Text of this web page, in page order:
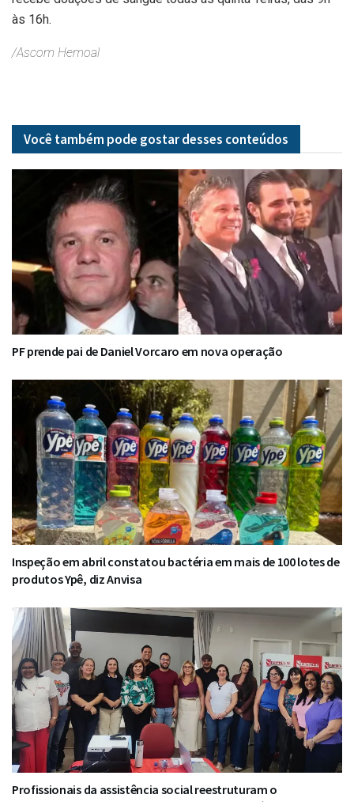
às 16h.
/Ascom Hemoal
Você também pode gostar desses conteúdos
PF prende pai de Daniel Vorcaro em nova operação
Inspeção em abril constatou bactéria em mais de 100 lotes de
produtos Ypê, diz Anvisa
Profissionais da assistência social reestruturam o